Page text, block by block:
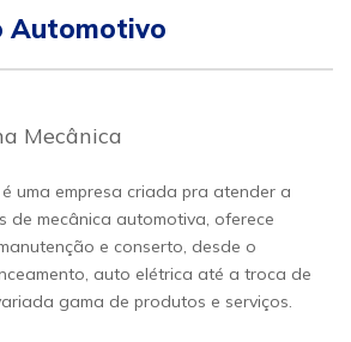
Automotivo
Mecânica
uma empresa criada pra atender a
de mecânica automotiva, oferece
e conserto, desde o
auto elétrica até a troca de
gama de produtos e serviços.